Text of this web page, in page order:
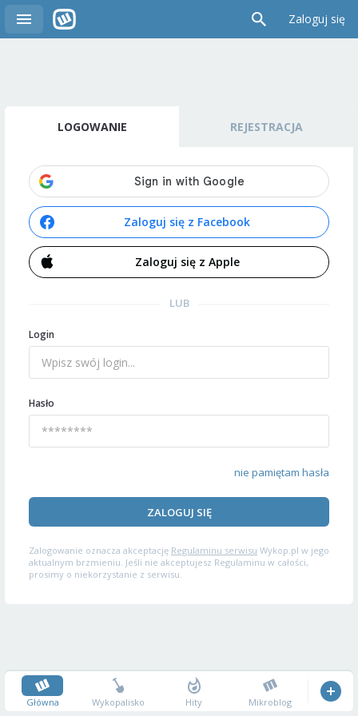
Zaloguj się
LOGOWANIE REJESTRACJA
Zaloguj się z Facebook
Zaloguj się z Apple
LUB
Login
Hasło
nie pamiętam hasła
ZALOGUJ SIĘ
Zalogowanie oznacza akceptację Regulaminu serwisu Wykop.pl w jego
aktualnym brzmieniu. Jeśli nie akceptujesz Regulaminu w całości,
prosimy o niekorzystanie z serwisu.
Główna Wykopalisko Hity Mikroblog